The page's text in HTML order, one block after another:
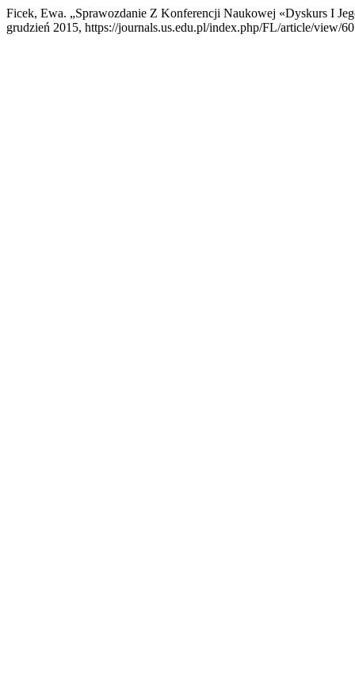
Ficek, Ewa. „Sprawozdanie Z Konferencji Naukowej «Dyskurs I
grudzień 2015, https://journals.us.edu.pl/index.php/FL/article/view/